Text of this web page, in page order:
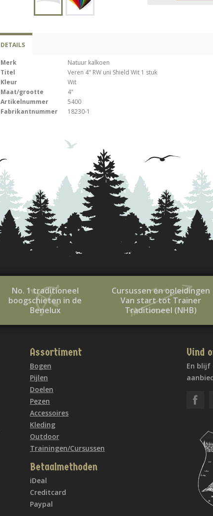
DETAILS
Merk
Natuur kalkoen
Titel
Veren 4" RW uni Shield Wit 1 stuk
Kleur
Wit
Maat/grootte
4"
Artikelnummer
5400
Fabrikantnummer
18230-1
No. 1 traditioneel
boogschieten in de
Benelux
Cursussen en opleidingen
Van start tot Trainer
Traditioneel (NHB)
Assortiment
Bogen
Pijlen
Doelen
Pezen
Accessoires
Kleding
Outdoor
Trainingen/Cursussen
Betaalmethoden
iDeal
Creditcard
Paypal
Vind
En blijf